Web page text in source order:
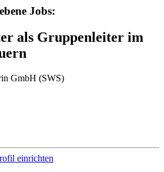
Jobs:
als Gruppenleiter im
GmbH (SWS)
einrichten